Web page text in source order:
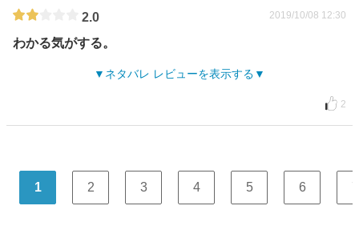
2.0 2019/10/08 12:30
わかる気がする。
ネタバレ レビューを表示する
2
1 2 3 4 5 6 7